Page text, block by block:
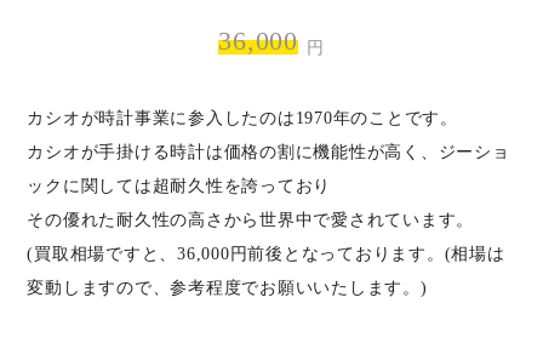
36,000 円
カシオが時計事業に参入したのは1970年のことです。
カシオが手掛ける時計は価格の割に機能性が高く、ジーショ
ックに関しては超耐久性を誇っており
その優れた耐久性の高さから世界中で愛されています。
(買取相場ですと、36,000円前後となっております。(相場は
変動しますので、参考程度でお願いいたします。)